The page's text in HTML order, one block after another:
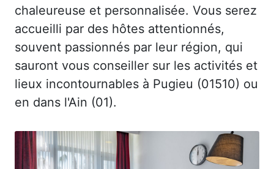
chaleureuse et personnalisée. Vous serez
accueilli par des hôtes attentionnés,
souvent passionnés par leur région, qui
sauront vous conseiller sur les activités et
lieux incontournables à Pugieu (01510) ou
en dans l'Ain (01).